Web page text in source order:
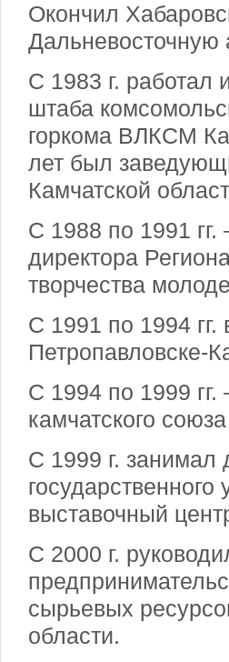
Окончил
Дальневосточную
С 1983 г. работал
штаба
горкома ВЛКСМ
лет был
Камчатской
С 1988 по 1991
директора
творчества
С 1991 по 1994
Петропавловске-
С 1994 по 1999
камчатского
С 1999 г. занимал
выставочный
С 2000 г.
сырьевых
области.